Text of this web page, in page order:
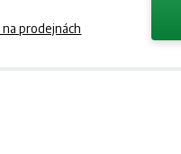
prodejnách